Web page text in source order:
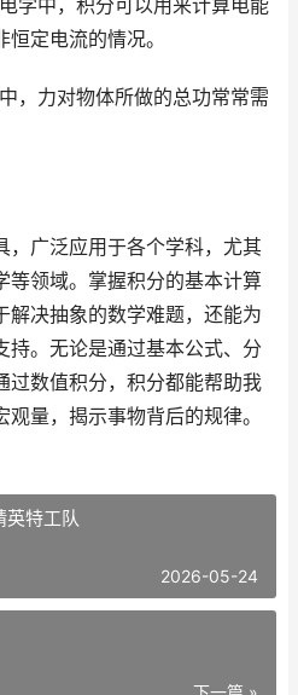
学中，积分可以用来计算电能
定电流的情况。
，力对物体所做的总功常常需
，广泛应用于各个学科，尤其
等领域。掌握积分的基本计算
解决抽象的数学难题，还能为
持。无论是通过基本公式、分
过数值积分，积分都能帮助我
量，揭示事物背后的规律。
英特工队
2026-05-24